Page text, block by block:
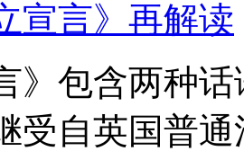
言》再解读
》包含两种
受自英国普